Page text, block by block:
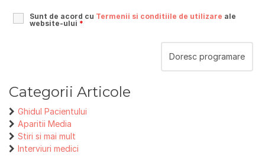
Sunt de acord cu Termenii si conditiile de utilizare ale
website-ului *
Categorii Articole
Ghidul Pacientului
Aparitii Media
Stiri si mai mult
Interviuri medici